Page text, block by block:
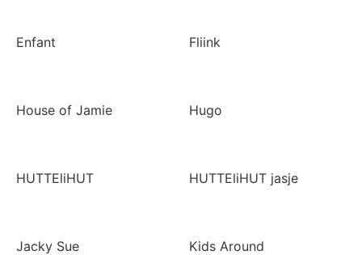
Enfant Fliink
House of Jamie Hugo
HUTTEliHUT HUTTEliHUT jasje
Jacky Sue Kids Around